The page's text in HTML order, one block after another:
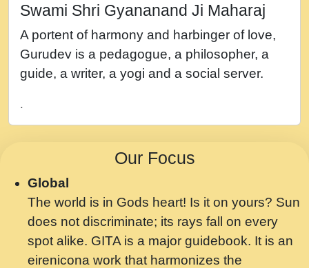
नह भरस रह लडडल... अपन खट करम क !!!! मह दद
सहर चरण क .....mp3
बगड नसब कसन सवर तर बगर Shri ravinandan
shastri ji maharaj.mp3
Chahe Ram Ho Chahe Shyam Ho.mp3
मझ अपन जवन बनन न आय, रठ हर क मनन न आय
Shri ravinandan shastri ji maharaj.mp3
मन अशांत मंत्र जाप - गीता प्रेरणा -Swami
Gyananand Ji Maharaj.mp3
Swami Shri Gyananand Ji Maharaj
A portent of harmony and harbinger of love,
Gurudev is a pedagogue, a philosopher, a
guide, a writer, a yogi and a social server.
.
Our Focus
Global
The world is in Gods heart! Is it on yours? Sun
does not discriminate; its rays fall on every
spot alike. GITA is a major guidebook. It is an
eirenicona work that harmonizes the